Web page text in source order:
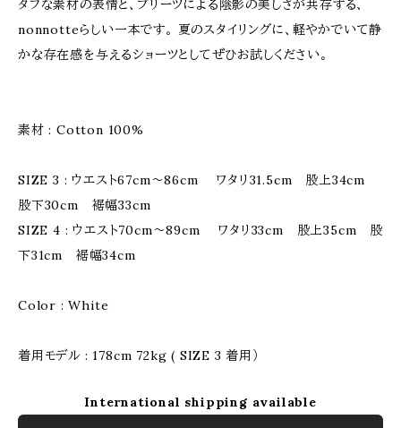
タフな素材の表情と、プリーツによる陰影の美しさが共存する、
nonnotteらしい一本です。 夏のスタイリングに、軽やかでいて静
かな存在感を与えるショーツとしてぜひお試しください。
素材 : Cotton 100%
SIZE 3 : ウエスト67cm～86cm ワタリ31.5cm 股上34cm
股下30cm 裾幅33cm
SIZE 4 : ウエスト70cm～89cm ワタリ33cm 股上35cm 股
下31cm 裾幅34cm
Color : White
着用モデル : 178cm 72kg ( SIZE 3 着用）
International shipping available